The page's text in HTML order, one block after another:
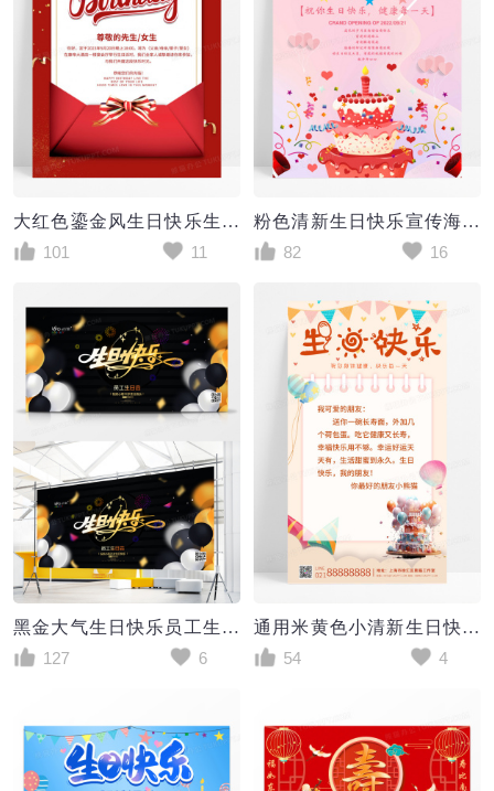
大红色鎏金风生日快乐生日宴邀请海报
101
11
粉色清新生日快乐宣传海报
82
16
黑金大气生日快乐员工生日会展板设计
127
6
通用米黄色小清新生日快乐生日ui手机生日祝福海报生日手机宣传海报
54
4